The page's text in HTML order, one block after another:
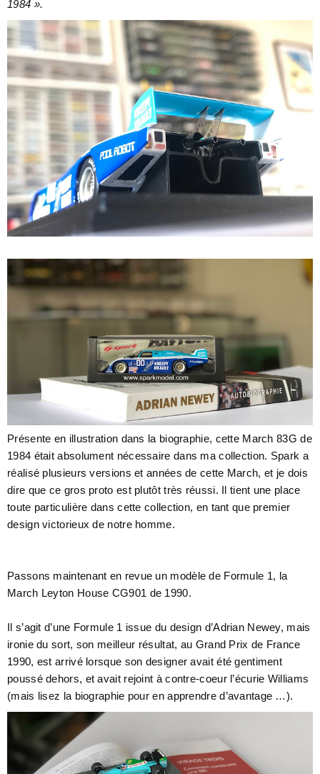
1984 ».
Présente en illustration dans la biographie, cette March 83G de
1984 était absolument nécessaire dans ma collection. Spark a
réalisé plusieurs versions et années de cette March, et je dois
dire que ce gros proto est plutôt très réussi. Il tient une place
toute particulière dans cette collection, en tant que premier
design victorieux de notre homme.
Passons maintenant en revue un modèle de Formule 1, la
March Leyton House CG901 de 1990.
Il s’agit d’une Formule 1 issue du design d’Adrian Newey, mais
ironie du sort, son meilleur résultat, au Grand Prix de France
1990, est arrivé lorsque son designer avait été gentiment
poussé dehors, et avait rejoint à contre-coeur l’écurie Williams
(mais lisez la biographie pour en apprendre d’avantage …).